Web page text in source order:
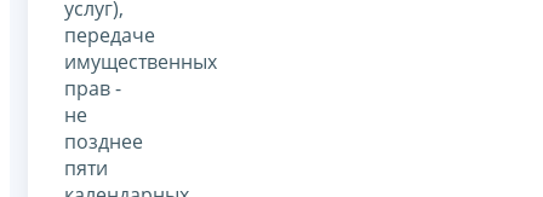
услуг),
передаче
имущественных
прав -
не
позднее
пяти